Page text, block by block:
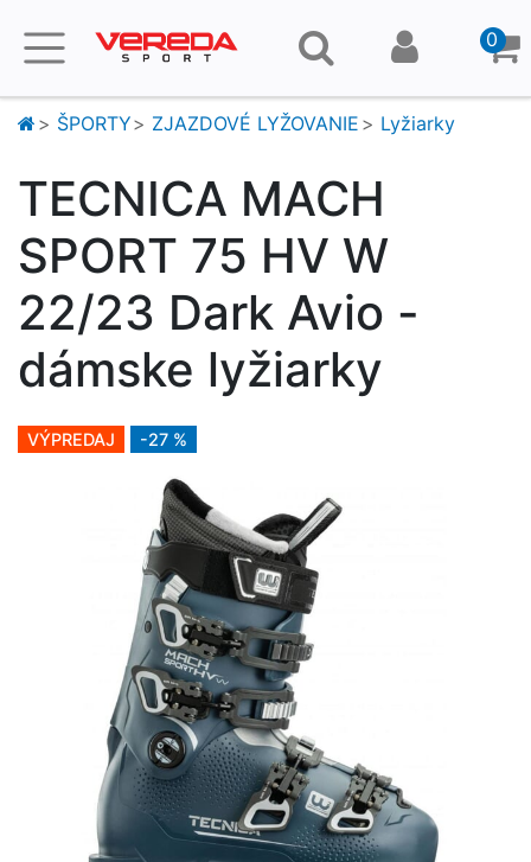
0
ŠPORTY ZJAZDOVÉ LYŽOVANIE Lyžiarky
TECNICA MACH
SPORT 75 HV W
22/23 Dark Avio -
dámske lyžiarky
VÝPREDAJ -27 %